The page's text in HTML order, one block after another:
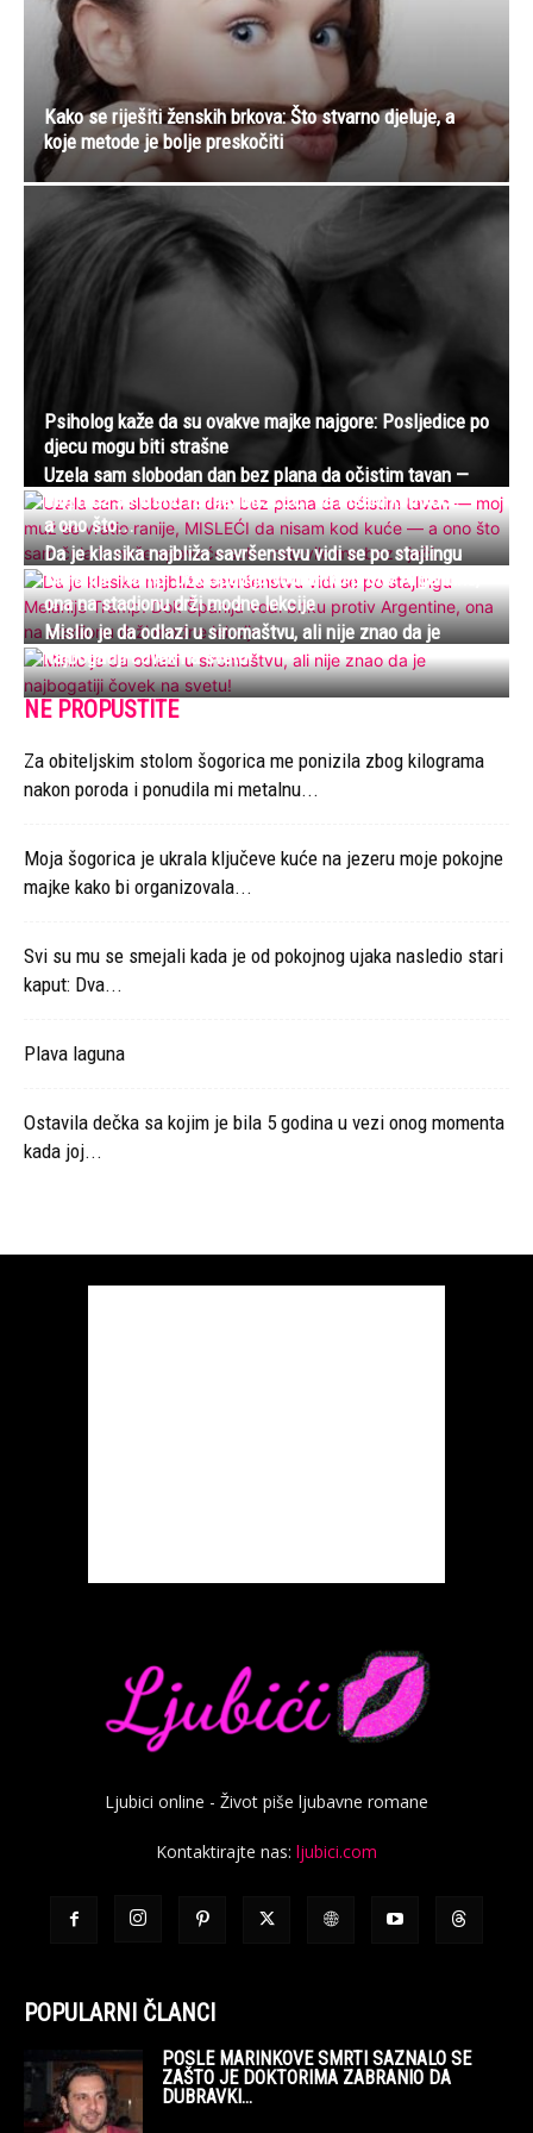
Kako se riješiti ženskih brkova: Što stvarno djeluje, a
koje metode je bolje preskočiti
Psiholog kaže da su ovakve majke najgore: Posljedice po
djecu mogu biti strašne
Uzela sam slobodan dan bez plana da očistim tavan —
moj muž se vratio ranije, MISLEĆI da nisam kod kuće —
a ono što...
Da je klasika najbliža savršenstvu vidi se po stajlingu
Melanije Tramp: Dok Španija vodi bitku protiv Argentine,
ona na stadionu drži modne lekcije
Mislio je da odlazi u siromaštvu, ali nije znao da je
najbogatiji čovek na svetu!
NE PROPUSTITE
Za obiteljskim stolom šogorica me ponizila zbog kilograma
nakon poroda i ponudila mi metalnu...
Moja šogorica je ukrala ključeve kuće na jezeru moje pokojne
majke kako bi organizovala...
Svi su mu se smejali kada je od pokojnog ujaka nasledio stari
kaput: Dva...
Plava laguna
Ostavila dečka sa kojim je bila 5 godina u vezi onog momenta
kada joj...
Ljubici online - Život piše ljubavne romane
Kontaktirajte nas: ljubici.com
POPULARNI ČLANCI
POSLE MARINKOVE SMRTI SAZNALO SE
ZAŠTO JE DOKTORIMA ZABRANIO DA
DUBRAVKI...